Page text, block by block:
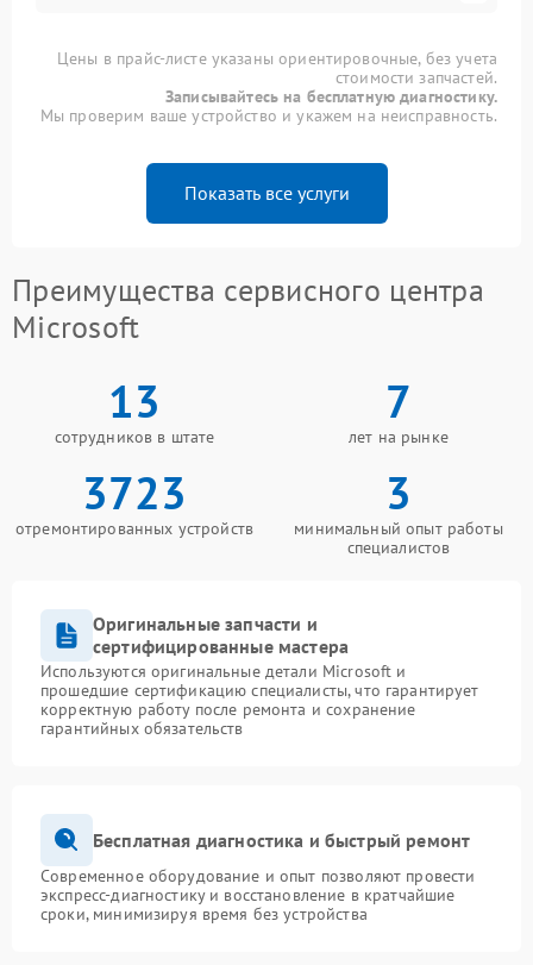
Цены в прайс-листе указаны ориентировочные, без учета
стоимости запчастей.
Записывайтесь на бесплатную диагностику.
Мы проверим ваше устройство и укажем на неисправность.
Показать все услуги
Преимущества сервисного центра
Microsoft
13
сотрудников в штате
7
лет на рынке
3723
отремонтированных устройств
3
минимальный опыт работы
специалистов
Оригинальные запчасти и
сертифицированные мастера
Используются оригинальные детали Microsoft и
прошедшие сертификацию специалисты, что гарантирует
корректную работу после ремонта и сохранение
гарантийных обязательств
Бесплатная диагностика и быстрый ремонт
Современное оборудование и опыт позволяют провести
экспресс-диагностику и восстановление в кратчайшие
сроки, минимизируя время без устройства